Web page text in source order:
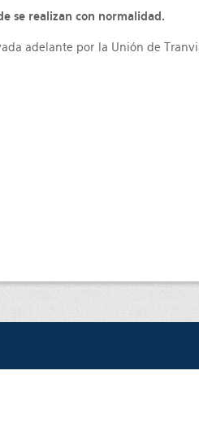
se realizan con normalidad.
adelante por la Unión de